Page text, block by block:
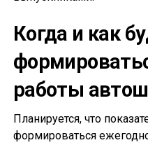
Когда и как
работы
Планируется, что
формироваться